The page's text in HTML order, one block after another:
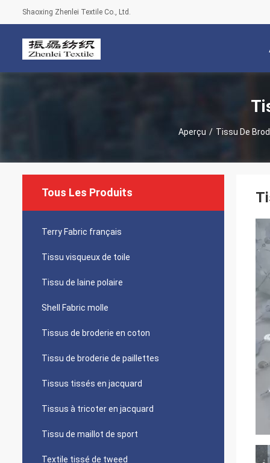
Shaoxing Zhenlei Textile Co., Ltd.
Aperçu / Tissu De
Tous Les Produits
Terry Fabric français
Tissu visqueux de toile
Tissu de laine polaire
Shell Fabric molle
Tissus de broderie en coton
Tissu de broderie de paillettes
Tissus tissés en jacquard
Tissus à tricoter en jacquard
Tissu de maillot de sport
Textile tissé de tweed